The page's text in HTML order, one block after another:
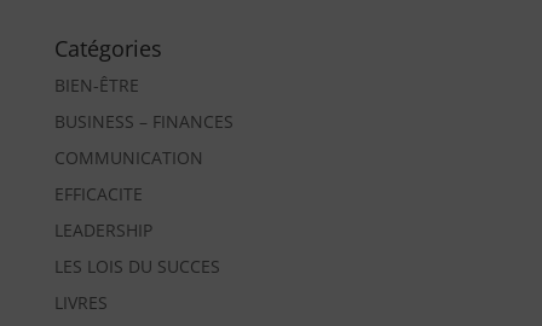
Catégories
BIEN-ÊTRE
BUSINESS – FINANCES
COMMUNICATION
EFFICACITE
LEADERSHIP
LES LOIS DU SUCCES
LIVRES